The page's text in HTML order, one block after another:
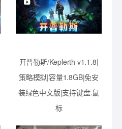
开普勒斯/Keplerth v1.1.8|
策略模拟|容量1.8GB|免安
装绿色中文版|支持键盘.鼠
标